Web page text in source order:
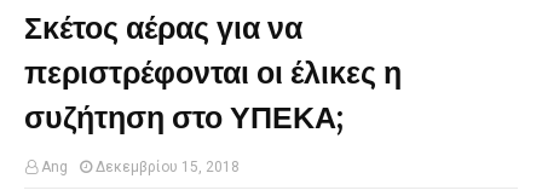
Σκέτος αέρας για να
περιστρέφονται οι έλικες η
συζήτηση στο ΥΠΕΚΑ;
Ang Δεκεμβρίου 15, 2018